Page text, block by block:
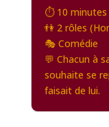
⏱️ 10 minutes
👫 2 rôles
🎭 Comédie
💬 Chacun à
souhaite se
faisait de lui.